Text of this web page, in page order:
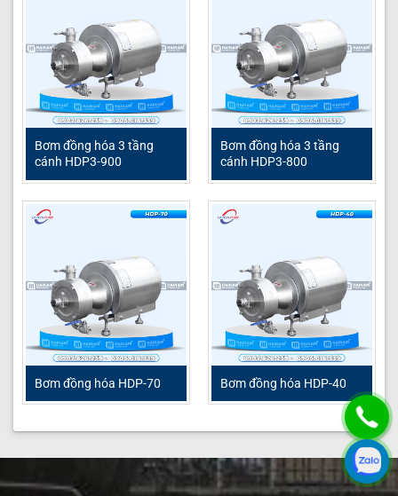
Bơm đồng hóa 3 tầng
cánh HDP3-900
Bơm đồng hóa 3 tầng
cánh HDP3-800
Bơm đồng hóa HDP-70 Bơm đồng hóa HDP-40